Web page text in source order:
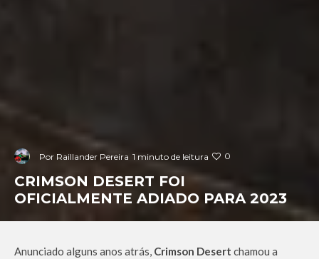
Por Raillander Pereira 1 minuto de leitura 0
CRIMSON DESERT FOI
OFICIALMENTE ADIADO PARA 2023
Anunciado alguns anos atrás, Crimson Desert chamou a